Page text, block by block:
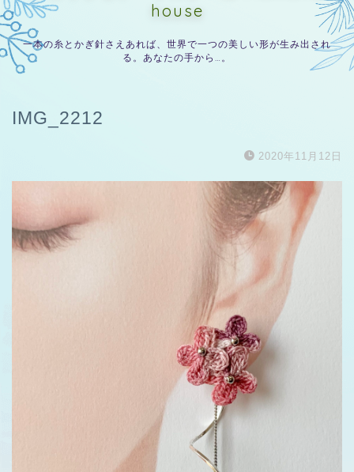
house
一本の糸とかぎ針さえあれば、世界で一つの美しい形が生み出され
る。あなたの手から…。
IMG_2212
2020年11月12日